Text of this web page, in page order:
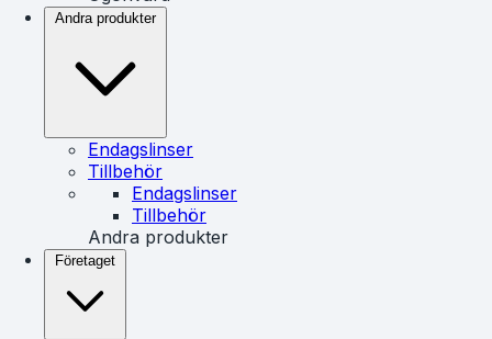
Andra produkter
Endagslinser
Tillbehör
Endagslinser
Tillbehör
Andra produkter